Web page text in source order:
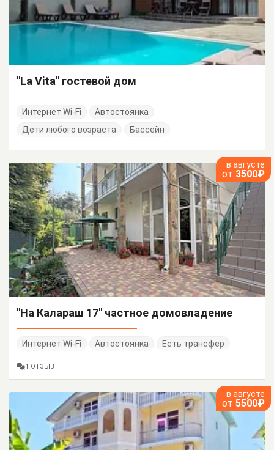
"La Vita" гостевой дом
Интернет Wi-Fi
Автостоянка
Дети любого возраста
Бассейн
в августе
от 3500₽
"На Калараш 17" частное домовладение
Интернет Wi-Fi Автостоянка Есть трансфер
1 ОТЗЫВ
в августе
от 5500₽